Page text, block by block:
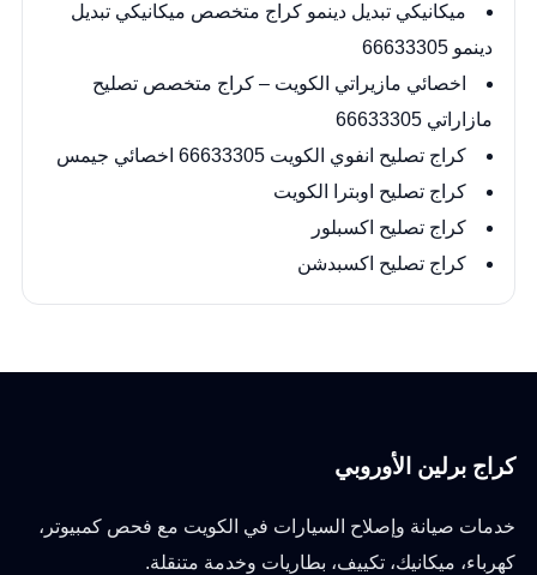
ميكانيكي تبديل دينمو كراج متخصص ميكانيكي تبديل
دينمو 66633305
اخصائي مازيراتي الكويت – كراج متخصص تصليح
مازاراتي 66633305
كراج تصليح انفوي الكويت 66633305 اخصائي جيمس
كراج تصليح اوبترا الكويت
كراج تصليح اكسبلور
كراج تصليح اكسبدشن
كراج برلين الأوروبي
خدمات صيانة وإصلاح السيارات في الكويت مع فحص كمبيوتر،
كهرباء، ميكانيك، تكييف، بطاريات وخدمة متنقلة.